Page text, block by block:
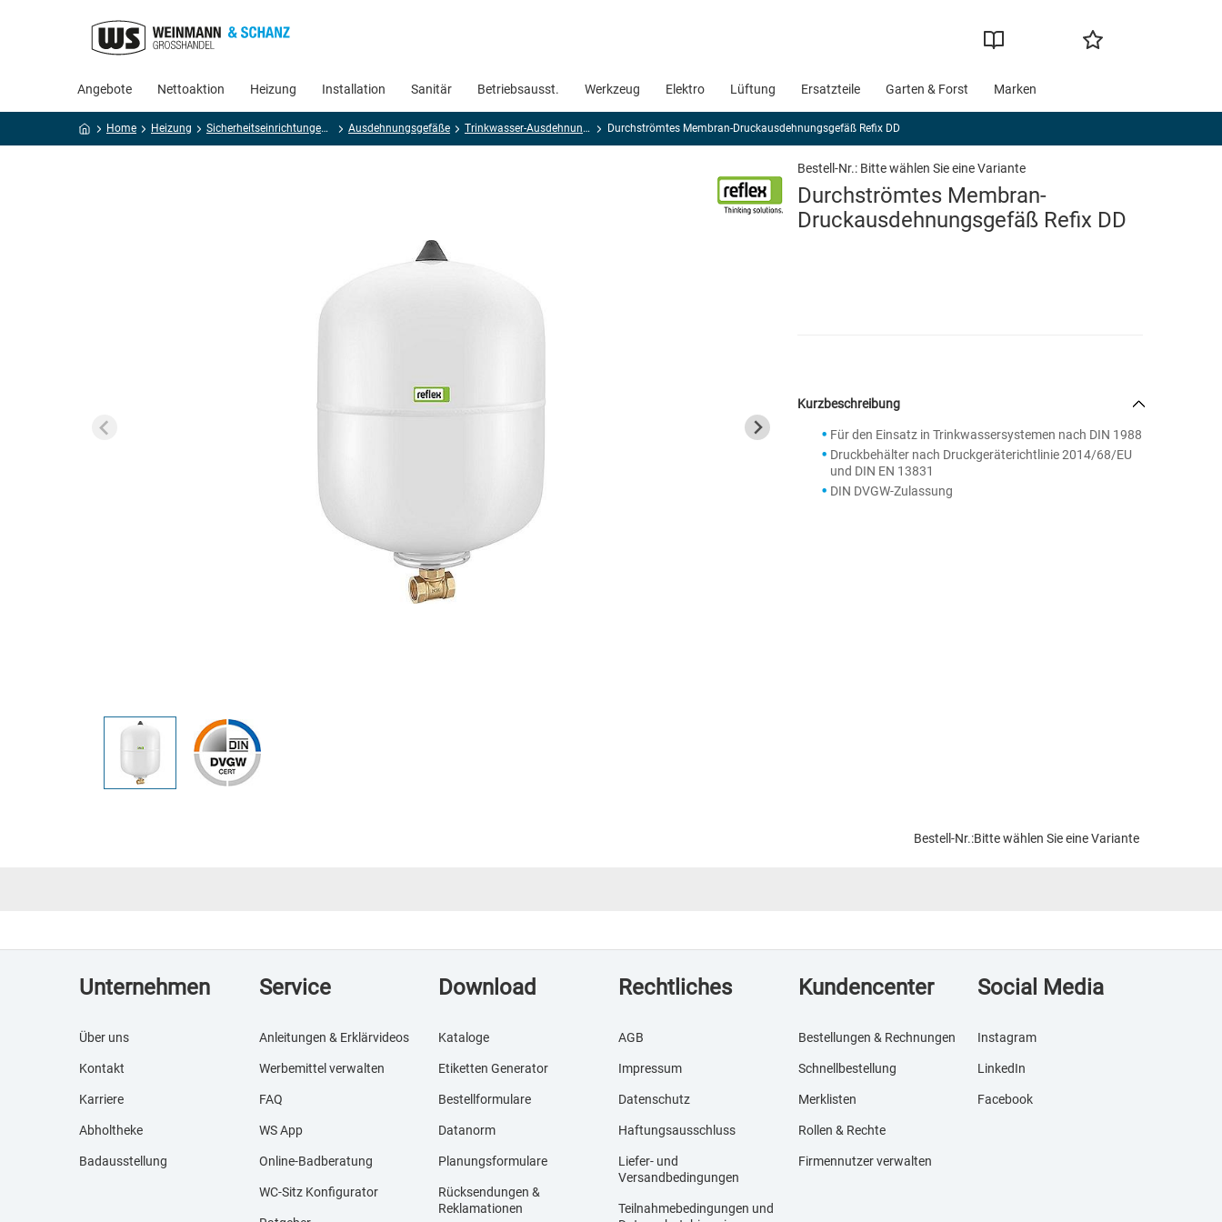
Angebote Nettoaktion Heizung Installation Sanitär Betriebsausst. Werkzeug Elektro Lüftung Ersatzteile Garten & Forst Marken
Home Heizung Sicherheitseinrichtungen, Messen Ausdehnungsgefäße Trinkwasser-Ausdehnungsgefäße Durchströmtes Membran-Druckausdehnungsgefäß Refix DD
Bestell-Nr.: Bitte wählen Sie eine Variante
Durchströmtes Membran-
Druckausdehnungsgefäß Refix DD
Kurzbeschreibung
Für den Einsatz in Trinkwassersystemen nach DIN 1988
Druckbehälter nach Druckgeräterichtlinie 2014/68/EU
und DIN EN 13831
DIN DVGW-Zulassung
Bestell-Nr.:Bitte wählen Sie eine Variante
Unternehmen
Über uns
Kontakt
Karriere
Abholtheke
Badausstellung
Service
Anleitungen & Erklärvideos
Werbemittel verwalten
FAQ
WS App
Online-Badberatung
WC-Sitz Konfigurator
Download
Kataloge
Etiketten Generator
Bestellformulare
Datanorm
Planungsformulare
Rücksendungen &
Reklamationen
Rechtliches
AGB
Impressum
Datenschutz
Haftungsausschluss
Liefer- und
Versandbedingungen
Teilnahmebedingungen und
Kundencenter
Bestellungen & Rechnungen
Schnellbestellung
Merklisten
Rollen & Rechte
Firmennutzer verwalten
Social Media
Instagram
LinkedIn
Facebook